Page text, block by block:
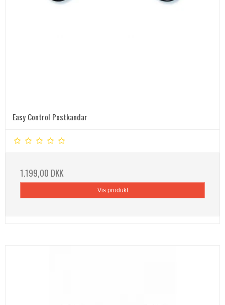
Easy Control Postkandar
1.199,00 DKK
Vis produkt